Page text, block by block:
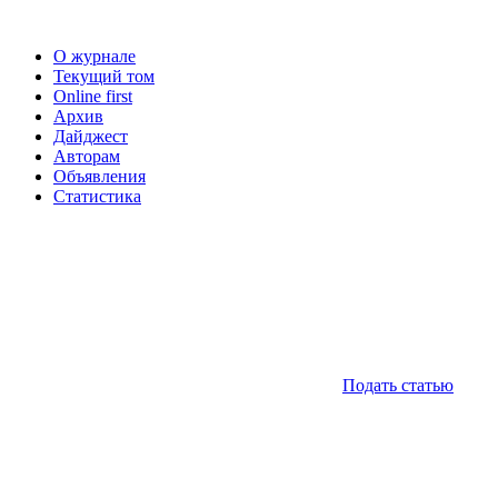
О журнале
Текущий том
Online first
Архив
Дайджест
Авторам
Объявления
Статистика
Подать статью